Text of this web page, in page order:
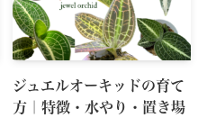
ジュエルオーキッドの育て
方｜特徴・水やり・置き場